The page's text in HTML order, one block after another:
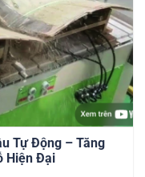
Tự Động – Tăng
Hiện Đại